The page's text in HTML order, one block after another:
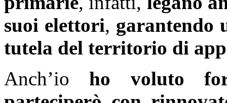
suoi elettori, garantendo
tutela del territorio di
Anch’io ho voluto